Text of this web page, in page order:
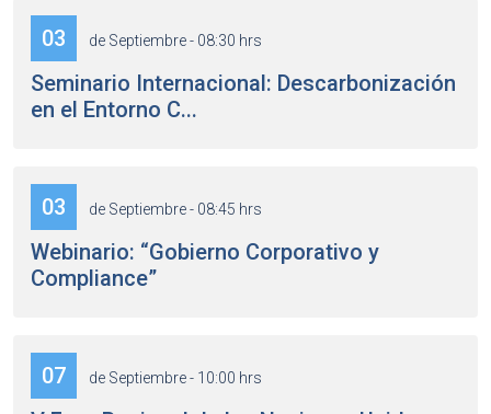
03 de Septiembre - 08:30 hrs
Seminario Internacional: Descarbonización
en el Entorno C...
03 de Septiembre - 08:45 hrs
Webinario: “Gobierno Corporativo y
Compliance”
07 de Septiembre - 10:00 hrs